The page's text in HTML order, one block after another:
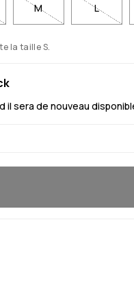
M L
la taille S.
il sera de nouveau